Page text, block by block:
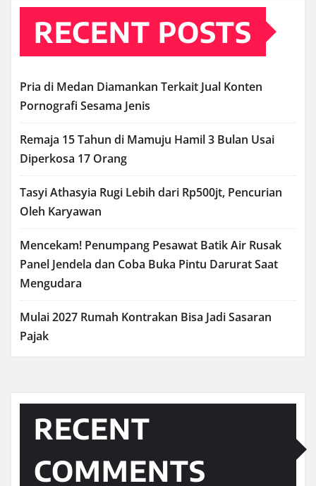
RECENT POSTS
Pria di Medan Diamankan Terkait Jual Konten
Pornografi Sesama Jenis
Remaja 15 Tahun di Mamuju Hamil 3 Bulan Usai
Diperkosa 17 Orang
Tasyi Athasyia Rugi Lebih dari Rp500jt, Pencurian
Oleh Karyawan
Mencekam! Penumpang Pesawat Batik Air Rusak
Panel Jendela dan Coba Buka Pintu Darurat Saat
Mengudara
Mulai 2027 Rumah Kontrakan Bisa Jadi Sasaran
Pajak
RECENT
COMMENTS